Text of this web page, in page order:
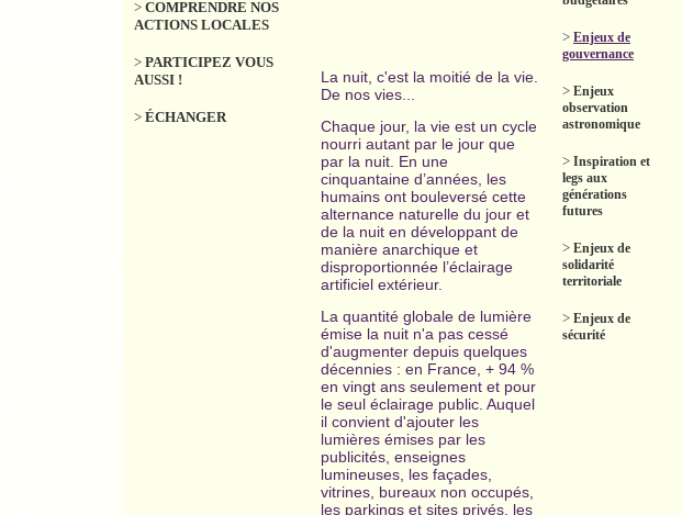
> COMPRENDRE NOS
ACTIONS LOCALES
> PARTICIPEZ VOUS
AUSSI !
> ÉCHANGER
La nuit, c'est la moitié de la vie.
De nos vies...
Chaque jour, la vie est un cycle
nourri autant par le jour que
par la nuit. En une
cinquantaine d’années, les
humains ont bouleversé cette
alternance naturelle du jour et
de la nuit en développant de
manière anarchique et
disproportionnée l’éclairage
artificiel extérieur.
La quantité globale de lumière
émise la nuit n'a pas cessé
d'augmenter depuis quelques
décennies : en France, + 94 %
en vingt ans seulement et pour
le seul éclairage public. Auquel
il convient d'ajouter les
lumières émises par les
publicités, enseignes
lumineuses, les façades,
vitrines, bureaux non occupés,
les parkings et sites privés, les
> Enjeux de
gouvernance
> Enjeux
observation
astronomique
> Inspiration et
legs aux
générations
futures
> Enjeux de
solidarité
territoriale
> Enjeux de
sécurité